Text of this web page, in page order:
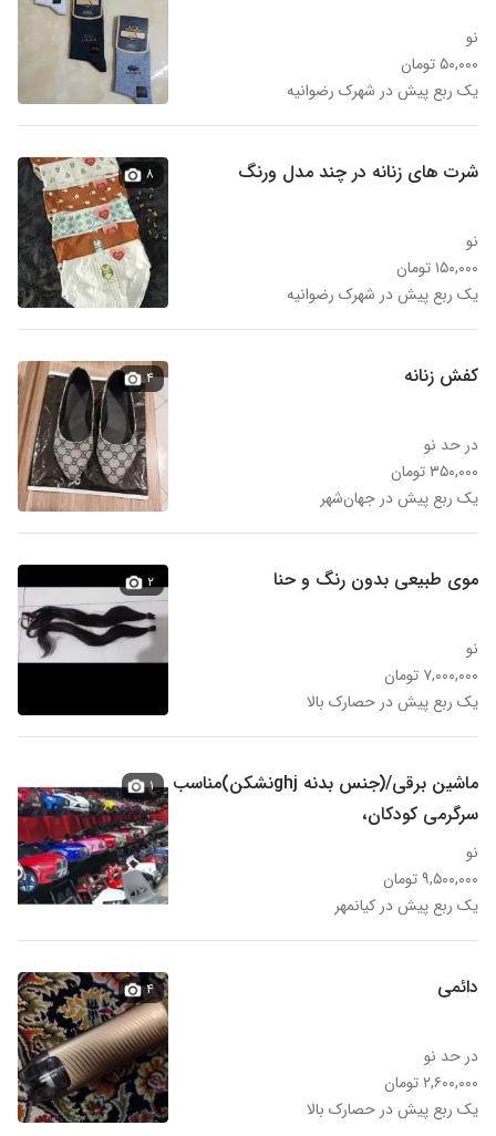
نو
۵۰,۰۰۰ تومان
یک ربع پیش در شهرک رضوانیه
شرت های زنانه در چند مدل ورنگ
نو
۱۵۰,۰۰۰ تومان
یک ربع پیش در شهرک رضوانیه
۸
کفش زنانه
در حد نو
۳۵۰,۰۰۰ تومان
یک ربع پیش در جهان‌شهر
۴
موی طبیعی بدون رنگ و حنا
نو
۷,۰۰۰,۰۰۰ تومان
یک ربع پیش در حصارک بالا
۲
ماشین برقی/(جنس بدنه ghjنشکن)مناسب
سرگرمی کودکان،
نو
۹,۵۰۰,۰۰۰ تومان
یک ربع پیش در کیانمهر
۱
دائمی
در حد نو
۲,۶۰۰,۰۰۰ تومان
یک ربع پیش در حصارک بالا
۴